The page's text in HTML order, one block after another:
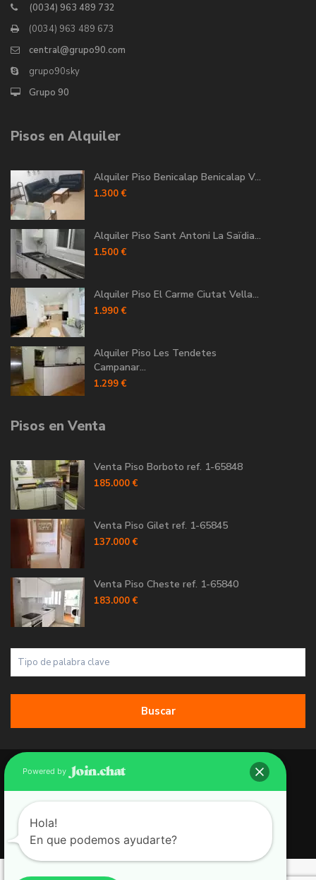
(0034) 963 489 732
(0034) 963 489 673
central@grupo90.com
grupo90sky
Grupo 90
Pisos en Alquiler
Alquiler Piso Benicalap Benicalap V...
1.300 €
Alquiler Piso Sant Antoni La Saïdia...
1.500 €
Alquiler Piso El Carme Ciutat Vella...
1.990 €
Alquiler Piso Les Tendetes
Campanar...
1.299 €
Pisos en Venta
Venta Piso Borboto ref. 1-65848
185.000 €
Venta Piso Gilet ref. 1-65845
137.000 €
Venta Piso Cheste ref. 1-65840
183.000 €
Buscar
Copyright 2026 | Grupo 90 inmobiliarias. All Rights Reserved.
Política de Cookies
Política de Privacidad
Aviso Legal
Powered by
Hola!
En que podemos ayudarte?